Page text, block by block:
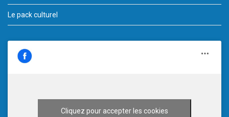
Le pack culturel
Cliquez pour accepter les cookies